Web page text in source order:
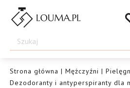
Przejdź
Strona główna | Mężczyźni |
Dezodoranty i antyperspiranty dla